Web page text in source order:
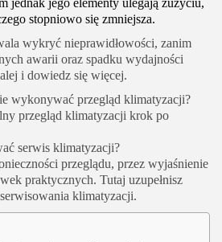
jednak jego elementy ulegają zużyciu,
stopniowo się zmniejsza.
wykryć nieprawidłowości, zanim
awarii oraz spadku wydajności
i dowiedz się więcej.
wykonywać przegląd klimatyzacji?
przegląd klimatyzacji krok po
serwis klimatyzacji?
przeglądu, przez wyjaśnienie
praktycznych. Tutaj uzupełnisz
klimatyzacji.